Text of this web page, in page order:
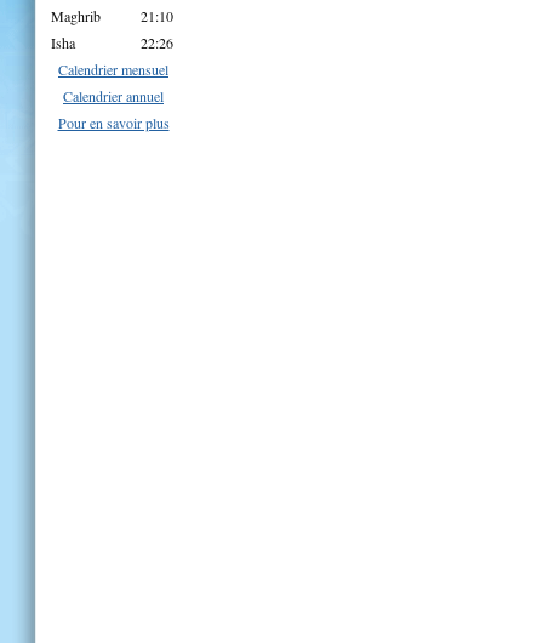
Maghrib
21:10
Isha
22:26
Calendrier mensuel
Calendrier annuel
Pour en savoir plus